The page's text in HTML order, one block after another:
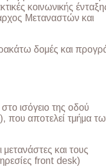
κοινωνικής
Μεταναστών και
δομές και
ισόγειο της οδού
αποτελεί τμήμα
και τους
front desk)